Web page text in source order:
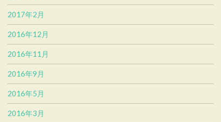
2017年2月
2016年12月
2016年11月
2016年9月
2016年5月
2016年3月